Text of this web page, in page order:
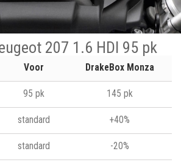
207 1.6 HDI 95 pk
Voor DrakeBox Monza
95 pk 145 pk
standard +40%
standard -20%